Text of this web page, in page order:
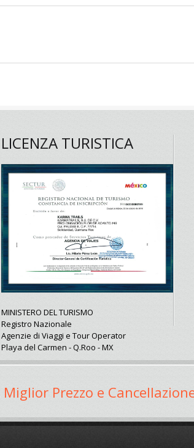
LICENZA TURISTICA
MINISTERO DEL TURISMO
Registro Nazionale
Agenzie di Viaggi e Tour Operator
Playa del Carmen - Q.Roo - MX
Miglior Prezzo e